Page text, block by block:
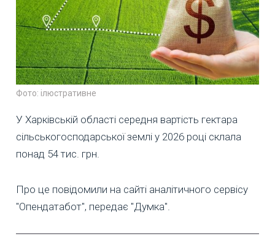
Фото: ілюстративне
У Харківській області середня вартість гектара
сільськогосподарської землі у 2026 році склала
понад 54 тис. грн.
Про це повідомили на сайті аналітичного сервісу
"Опендатабот", передає "Думка".